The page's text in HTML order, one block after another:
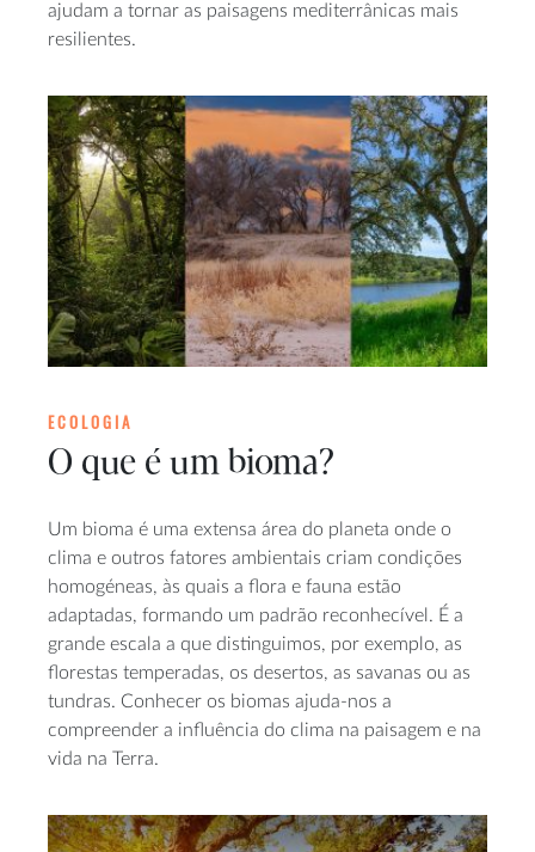
ajudam a tornar as paisagens mediterrânicas mais
resilientes.
ECOLOGIA
O que é um bioma?
Um bioma é uma extensa área do planeta onde o
clima e outros fatores ambientais criam condições
homogéneas, às quais a flora e fauna estão
adaptadas, formando um padrão reconhecível. É a
grande escala a que distinguimos, por exemplo, as
florestas temperadas, os desertos, as savanas ou as
tundras. Conhecer os biomas ajuda-nos a
compreender a influência do clima na paisagem e na
vida na Terra.